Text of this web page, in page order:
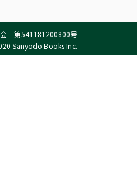
第541181200800号
Sanyodo Books Inc.